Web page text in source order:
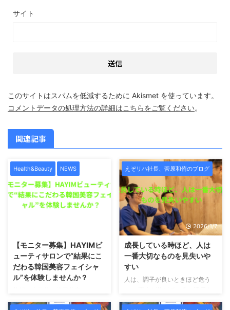
サイト
このサイトはスパムを低減するために Akismet を使っています。
コメントデータの処理方法の詳細はこちらをご覧ください。
関連記事
Health&Beauty NEWS
【モニター募集】HAYIMビ
ューティサロンで“結果にこ
だわる韓国美容フェイシャ
ル”を体験しませんか？
ャルを受けたい方へ。この度、
えぞリハ社長、菅原和侑のブログ
2026/1/7
成長している時ほど、人は
一番大切なものを見失いや
すい
人は、調子が良いときほど危う
れている。影響力が出てきた。周